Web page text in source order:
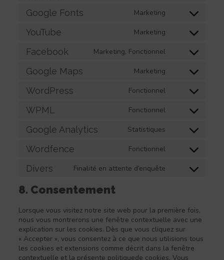
service
recaptcha
Google Fonts Marketing
Consent
service
YouTube Marketing
Consent
service
Facebook Marketing, Fonctionnel
Consent
service
Google Maps Marketing
Consent
service
WordPress Fonctionnel
Consent
service
WPML Fonctionnel
Consent
service
Google Analytics Statistiques
Consent
service
analytics
Wordfence Fonctionnel
Consent
service
Divers Finalité en attente d’enquête
Consent
8. Consentement
Lorsque vous visitez notre site web pour la première fois,
nous vous montrerons une fenêtre contextuelle avec une
explication sur les cookies. Dès que vous cliquez sur
« Accepter », vous consentez à ce que nous utilisions tous
les cookies et extensions comme décrit dans la fenêtre
contextuelle et la présente politiquede cookies. Vous